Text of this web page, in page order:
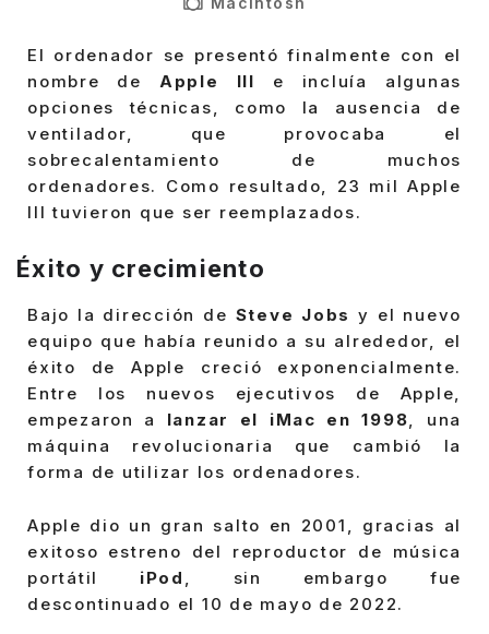
El ordenador se presentó finalmente con el
nombre de Apple III e incluía algunas
opciones técnicas, como la ausencia de
ventilador, que provocaba el
sobrecalentamiento de muchos
ordenadores. Como resultado, 23 mil Apple
III tuvieron que ser reemplazados.
Éxito y crecimiento
Bajo la dirección de Steve Jobs y el nuevo
equipo que había reunido a su alrededor, el
éxito de Apple creció exponencialmente.
Entre los nuevos ejecutivos de Apple,
empezaron a lanzar el iMac en 1998 , una
máquina revolucionaria que cambió la
forma de utilizar los ordenadores.
Apple dio un gran salto en 2001, gracias al
exitoso estreno del reproductor de música
portátil iPod , sin embargo fue
descontinuado el 10 de mayo de 2022.